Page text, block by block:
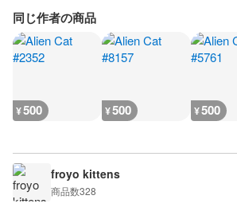
同じ作者の商品
¥500 ¥500 ¥500
froyo kittens
商品数328